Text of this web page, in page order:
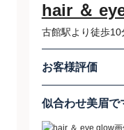
hair ＆
古館駅より徒歩10
お客様評価
似合わせ美眉で